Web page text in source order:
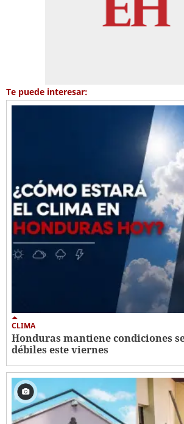
Te puede interesar:
CLIMA
Honduras mantiene condiciones
débiles este viernes